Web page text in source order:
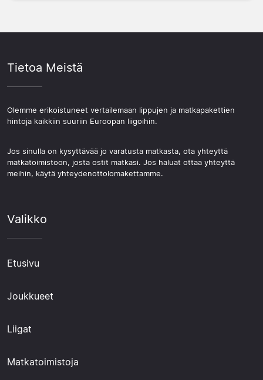
Tietoa Meistä
Olemme erikoistuneet vertailemaan lippujen ja matkapakettien
hintoja kaikkiin suuriin Euroopan liigoihin.
Jos sinulla on kysyttävää jo varatusta matkasta, ota yhteyttä
matkatoimistoon, josta ostit matkasi. Jos haluat ottaa yhteyttä
meihin, käytä yhteydenottolomakettamme.
Valikko
Etusivu
Joukkueet
Liigat
Matkatoimistoja